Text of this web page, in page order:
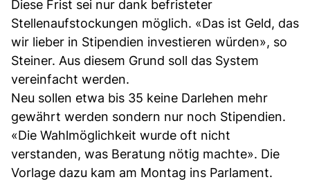
Diese Frist sei nur dank befristeter
Stellenaufstockungen möglich. «Das ist Geld, das
wir lieber in Stipendien investieren würden», so
Steiner. Aus diesem Grund soll das System
vereinfacht werden.
Neu sollen etwa bis 35 keine Darlehen mehr
gewährt werden sondern nur noch Stipendien.
«Die Wahlmöglichkeit wurde oft nicht
verstanden, was Beratung nötig machte». Die
Vorlage dazu kam am Montag ins Parlament.